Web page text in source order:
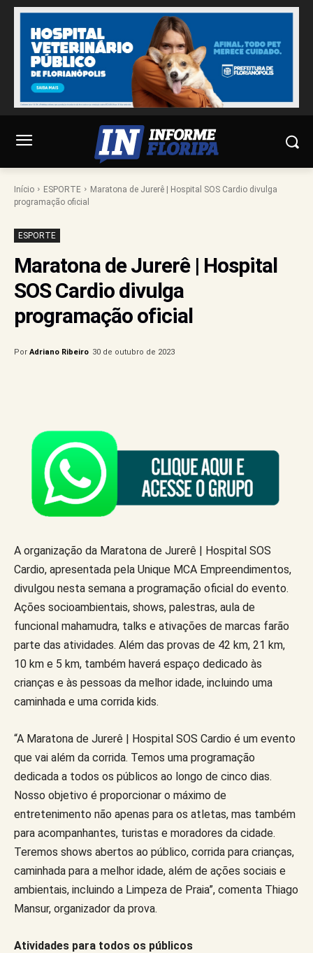
Início ESPORTE
Maratona de Jurerê | Hospital SOS Cardio divulga
programação oficial
ESPORTE
Maratona de Jurerê | Hospital
SOS Cardio divulga
programação oficial
Por Adriano Ribeiro 30 de outubro de 2023
A organização da Maratona de Jurerê | Hospital SOS
Cardio, apresentada pela Unique MCA Empreendimentos,
divulgou nesta semana a programação oficial do evento.
Ações socioambientais, shows, palestras, aula de
funcional mahamudra, talks e ativações de marcas farão
parte das atividades. Além das provas de 42 km, 21 km,
10 km e 5 km, também haverá espaço dedicado às
crianças e às pessoas da melhor idade, incluindo uma
caminhada e uma corrida kids.
“A Maratona de Jurerê | Hospital SOS Cardio é um evento
que vai além da corrida. Temos uma programação
dedicada a todos os públicos ao longo de cinco dias.
Nosso objetivo é proporcionar o máximo de
entretenimento não apenas para os atletas, mas também
para acompanhantes, turistas e moradores da cidade.
Teremos shows abertos ao público, corrida para crianças,
caminhada para a melhor idade, além de ações sociais e
ambientais, incluindo a Limpeza de Praia”, comenta Thiago
Mansur, organizador da prova.
Atividades para todos os públicos